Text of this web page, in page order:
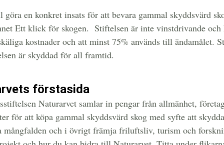
en konkret insats för att bevara gammal skyddsvärd
Ett klick för skogen. Stiftelsen är inte vinstdrivande och
kostnader och att minst 75% används till ändamålet.
är skyddad för all framtid.
förstasida
Naturarvet samlar in pengar från allmänhet,
för att köpa gammal skyddsvärd skog med syfte att
mångfalden och i övrigt främja friluftsliv, turism och